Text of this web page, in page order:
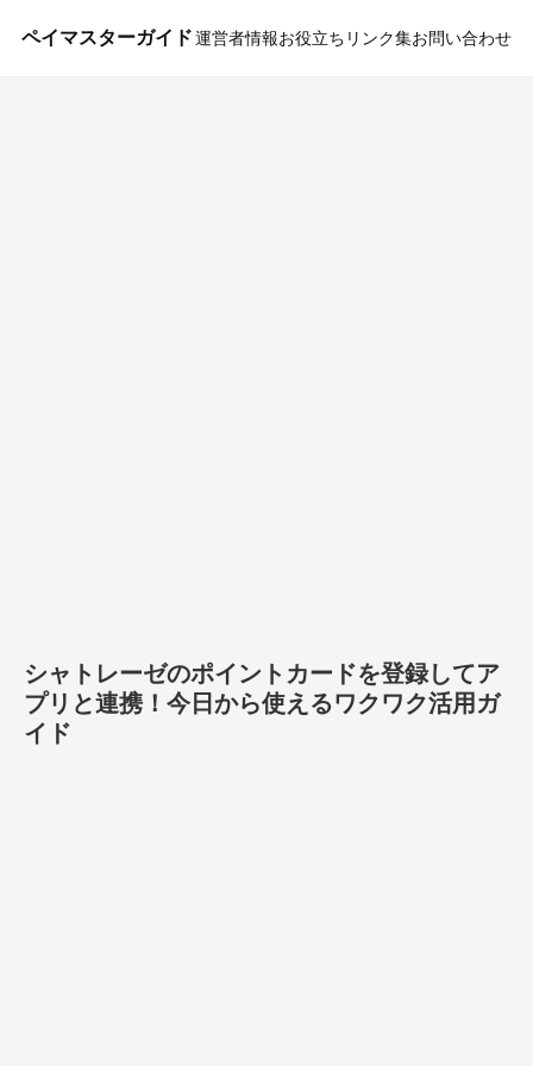
ペイマスターガイド運営者情報お役立ちリンク集お問い合わせ
シャトレーゼのポイントカードを登録してア
プリと連携！今日から使えるワクワク活用ガ
イド